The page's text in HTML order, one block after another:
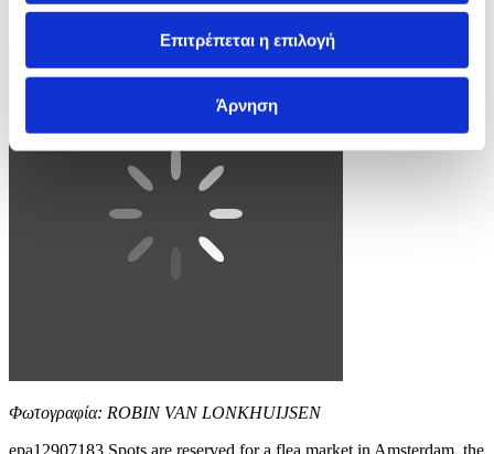
Επιτρέπεται η επιλογή
Άρνηση
Φωτογραφία: ROBIN VAN LONKHUIJSEN
epa12907183 Spots are reserved for a flea market in Amsterdam, the